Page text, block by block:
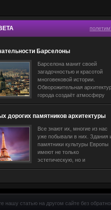
Барселоны
Барселона манит своей
загадочностью и красотой
многовековой истории.
Обворожительная
города создаёт атмосферу
античности и помогает
прошлое. Гости столицы
дорогих памятников архитектуры
Все знают их, многие из нас
уже побывали в них. Здания
памятники культуры Европы
имеют не только
эстетическую, но и
экономическую ценность,
«Handelsblatt». Новое
статью на другом сайте без